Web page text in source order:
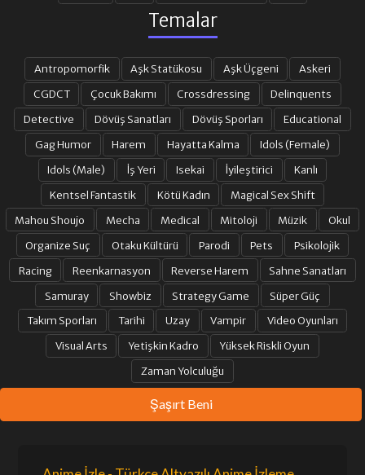
Temalar
Antropomorfik Aşk Statükosu Aşk Üçgeni
Askeri
CGDCT
Çocuk Bakımı Crossdressing
Delinquents
Detective
Dövüş Sanatları Dövüş Sporları
Educational
Gag Humor
Harem Hayatta Kalma
Idols (Female)
Idols (Male)
İş Yeri Isekai İyileştirici
Kanlı
Kentsel Fantastik
Kötü Kadın
Magical Sex Shift
Mahou Shoujo
Mecha Medical Mitoloji Müzik
Okul
Organize Suç
Otaku Kültürü Parodi Pets
Psikolojik
Racing
Reenkarnasyon Reverse Harem
Sahne Sanatları
Samuray
Showbiz Strategy Game
Süper Güç
Takım Sporları
Tarihi Uzay Vampir
Video Oyunları
Visual Arts
Yetişkin Kadro
Yüksek Riskli Oyun
Zaman Yolculuğu
Şaşırt Beni